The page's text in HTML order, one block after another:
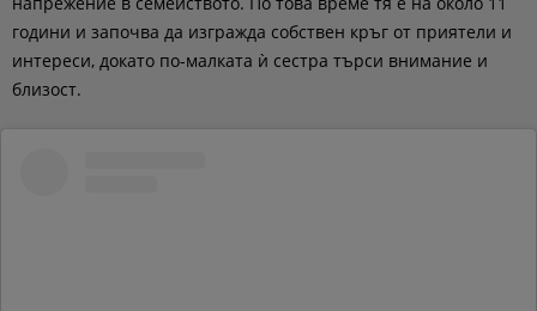
години и започва да изгражда собствен кръг от приятели и
интереси, докато по-малката ѝ сестра търси внимание и
близост.